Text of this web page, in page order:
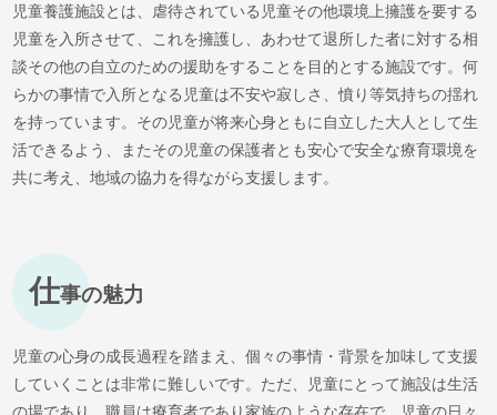
児童養護施設とは、虐待されている児童その他環境上擁護を要する
児童を入所させて、これを擁護し、あわせて退所した者に対する相
談その他の自立のための援助をすることを目的とする施設です。何
らかの事情で入所となる児童は不安や寂しさ、憤り等気持ちの揺れ
を持っています。その児童が将来心身ともに自立した大人として生
活できるよう、またその児童の保護者とも安心で安全な療育環境を
共に考え、地域の協力を得ながら支援します。
仕事の魅力
児童の心身の成長過程を踏まえ、個々の事情・背景を加味して支援
していくことは非常に難しいです。ただ、児童にとって施設は生活